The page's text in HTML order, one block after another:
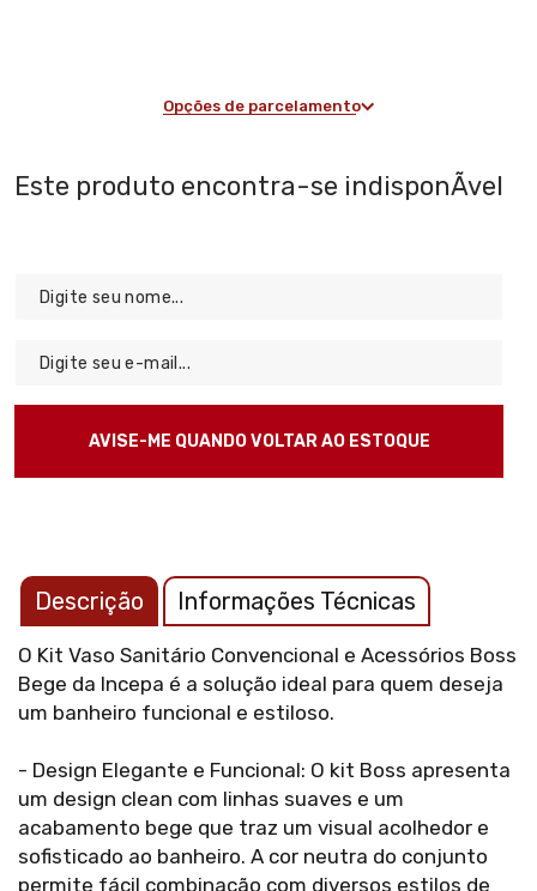
Opções de parcelamento
Descrição Informações Técnicas
O Kit Vaso Sanitário Convencional e Acessórios Boss
Bege da Incepa é a solução ideal para quem deseja
um banheiro funcional e estiloso.
- Design Elegante e Funcional: O kit Boss apresenta
um design clean com linhas suaves e um
acabamento bege que traz um visual acolhedor e
sofisticado ao banheiro. A cor neutra do conjunto
permite fácil combinação com diversos estilos de